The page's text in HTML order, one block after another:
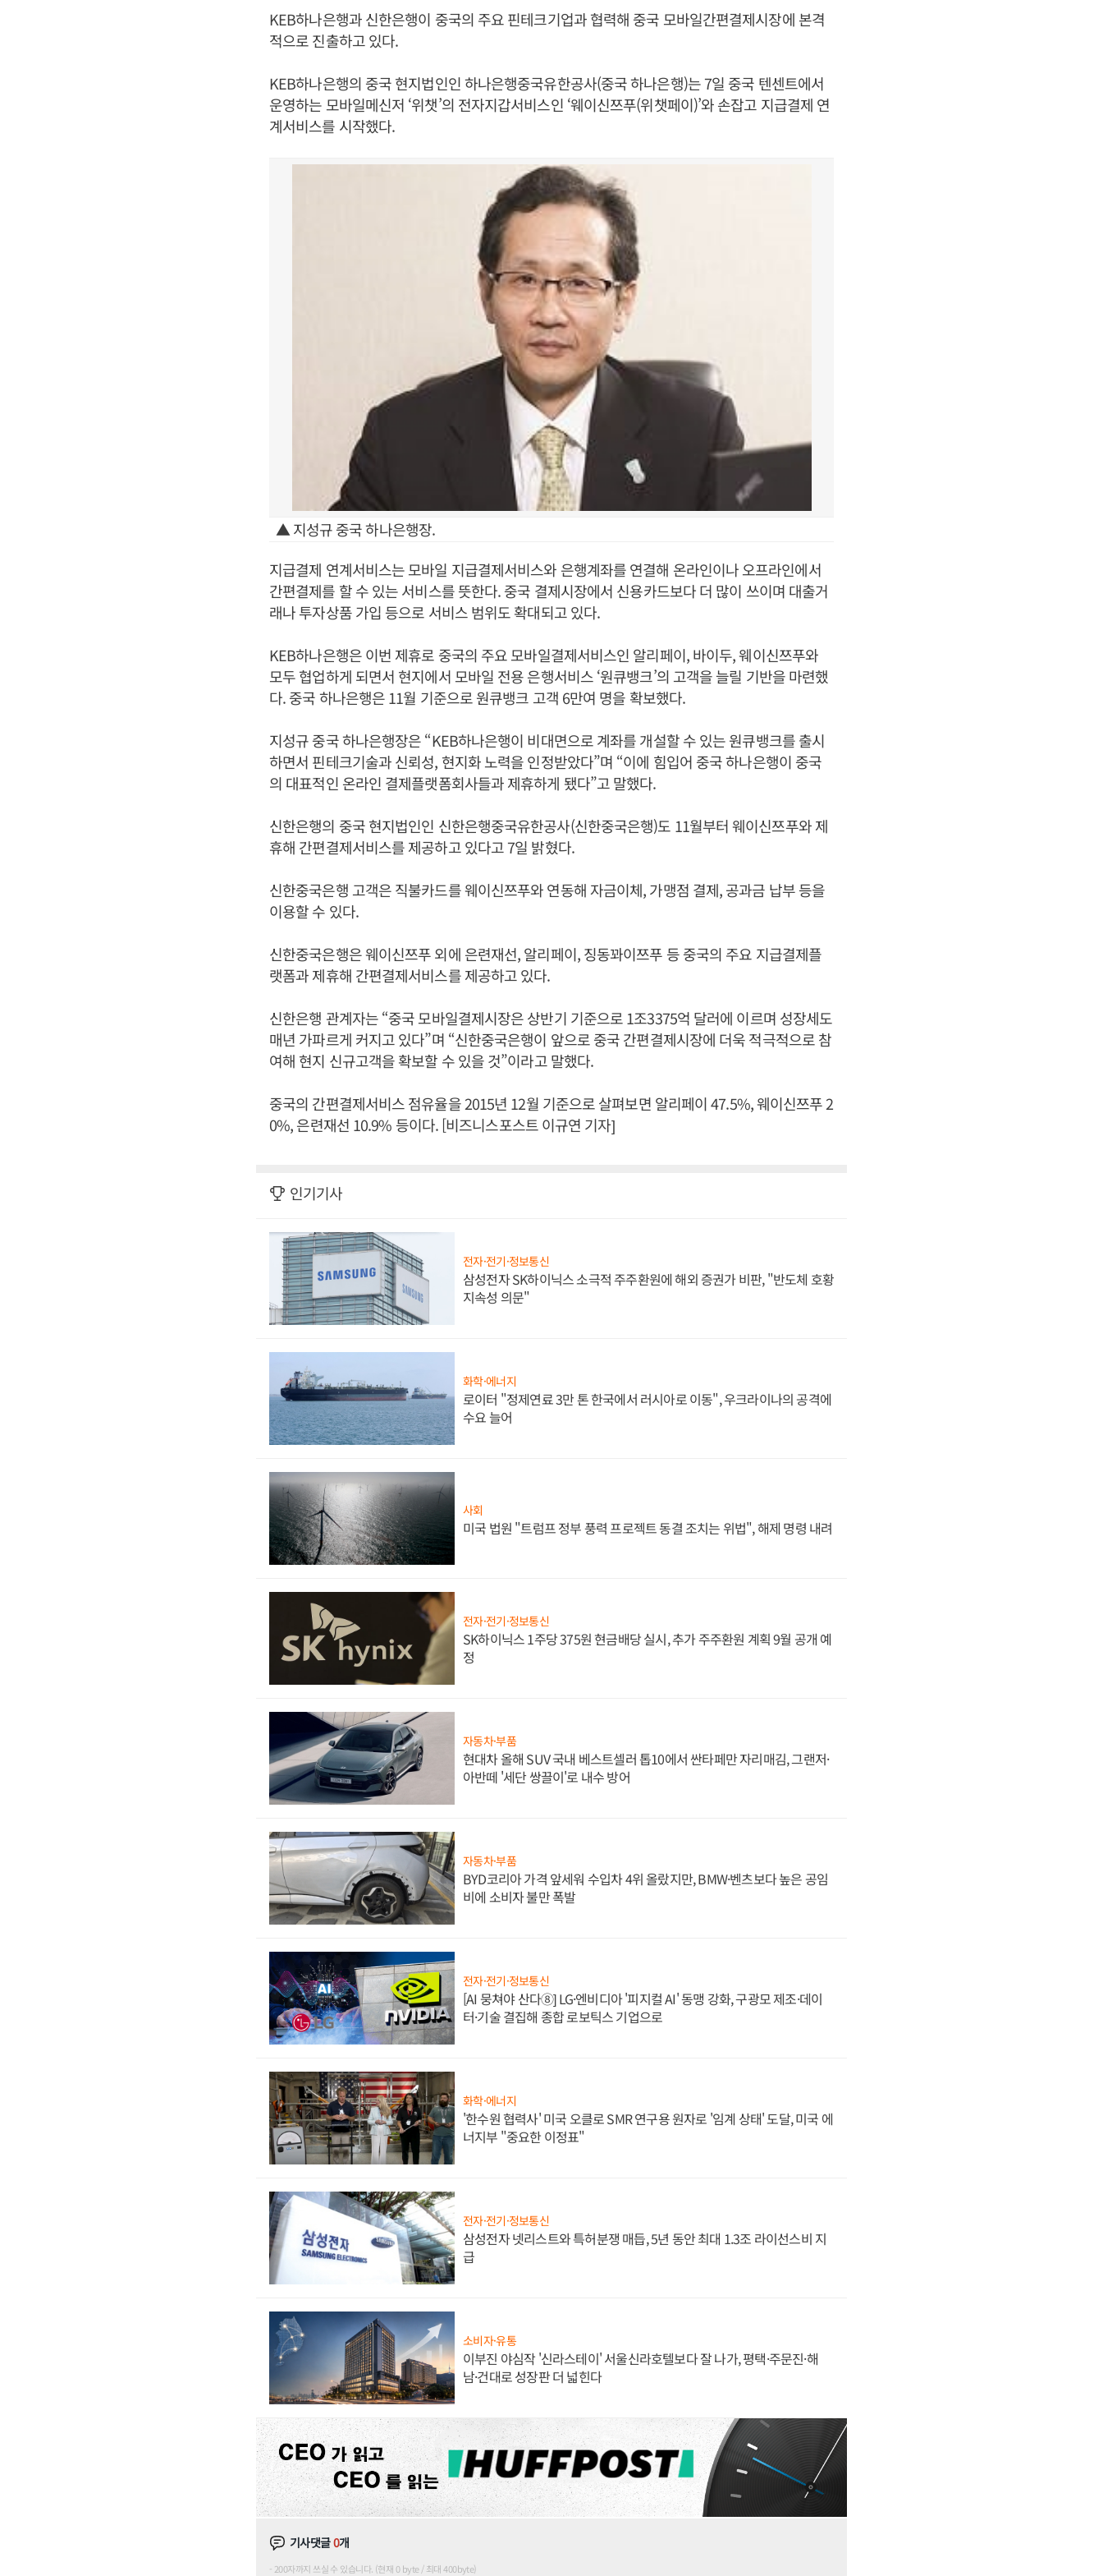
KEB하나은행과 신한은행이 중국의 주요 핀테크기업과 협력해 중국 모바일간편결제시장에 본격
적으로 진출하고 있다.
KEB하나은행의 중국 현지법인인 하나은행중국유한공사(중국 하나은행)는 7일 중국 텐센트에서
운영하는 모바일메신저 ‘위챗’의 전자지갑서비스인 ‘웨이신쯔푸(위챗페이)’와 손잡고 지급결제 연
계서비스를 시작했다.
▲ 지성규 중국 하나은행장.
지급결제 연계서비스는 모바일 지급결제서비스와 은행계좌를 연결해 온라인이나 오프라인에서
간편결제를 할 수 있는 서비스를 뜻한다. 중국 결제시장에서 신용카드보다 더 많이 쓰이며 대출거
래나 투자상품 가입 등으로 서비스 범위도 확대되고 있다.
KEB하나은행은 이번 제휴로 중국의 주요 모바일결제서비스인 알리페이, 바이두, 웨이신쯔푸와
모두 협업하게 되면서 현지에서 모바일 전용 은행서비스 ‘원큐뱅크’의 고객을 늘릴 기반을 마련했
다. 중국 하나은행은 11월 기준으로 원큐뱅크 고객 6만여 명을 확보했다.
지성규 중국 하나은행장은 “KEB하나은행이 비대면으로 계좌를 개설할 수 있는 원큐뱅크를 출시
하면서 핀테크기술과 신뢰성, 현지화 노력을 인정받았다”며 “이에 힘입어 중국 하나은행이 중국
의 대표적인 온라인 결제플랫폼회사들과 제휴하게 됐다”고 말했다.
신한은행의 중국 현지법인인 신한은행중국유한공사(신한중국은행)도 11월부터 웨이신쯔푸와 제
휴해 간편결제서비스를 제공하고 있다고 7일 밝혔다.
신한중국은행 고객은 직불카드를 웨이신쯔푸와 연동해 자금이체, 가맹점 결제, 공과금 납부 등을
이용할 수 있다.
신한중국은행은 웨이신쯔푸 외에 은련재선, 알리페이, 징동꽈이쯔푸 등 중국의 주요 지급결제플
랫폼과 제휴해 간편결제서비스를 제공하고 있다.
신한은행 관계자는 “중국 모바일결제시장은 상반기 기준으로 1조3375억 달러에 이르며 성장세도
매년 가파르게 커지고 있다”며 “신한중국은행이 앞으로 중국 간편결제시장에 더욱 적극적으로 참
여해 현지 신규고객을 확보할 수 있을 것”이라고 말했다.
중국의 간편결제서비스 점유율을 2015년 12월 기준으로 살펴보면 알리페이 47.5%, 웨이신쯔푸 2
0%, 은련재선 10.9% 등이다. [비즈니스포스트 이규연 기자]
인기기사
전자·전기·정보통신
삼성전자 SK하이닉스 소극적 주주환원에 해외 증권가 비판, "반도체 호황
지속성 의문"
화학·에너지
로이터 "정제연료 3만 톤 한국에서 러시아로 이동", 우크라이나의 공격에
수요 늘어
사회
미국 법원 "트럼프 정부 풍력 프로젝트 동결 조치는 위법", 해제 명령 내려
전자·전기·정보통신
SK하이닉스 1주당 375원 현금배당 실시, 추가 주주환원 계획 9월 공개 예
정
자동차·부품
현대차 올해 SUV 국내 베스트셀러 톱10에서 싼타페만 자리매김, 그랜저·
아반떼 '세단 쌍끌이'로 내수 방어
자동차·부품
BYD코리아 가격 앞세워 수입차 4위 올랐지만, BMW·벤츠보다 높은 공임
비에 소비자 불만 폭발
전자·전기·정보통신
[AI 뭉쳐야 산다⑧] LG·엔비디아 '피지컬 AI' 동맹 강화, 구광모 제조·데이
터·기술 결집해 종합 로보틱스 기업으로
화학·에너지
'한수원 협력사' 미국 오클로 SMR 연구용 원자로 '임계 상태' 도달, 미국 에
너지부 "중요한 이정표"
전자·전기·정보통신
삼성전자 넷리스트와 특허분쟁 매듭, 5년 동안 최대 1.3조 라이선스비 지
급
소비자·유통
이부진 야심작 '신라스테이' 서울신라호텔보다 잘 나가, 평택·주문진·해
남·건대로 성장판 더 넓힌다
기사댓글0개
200자까지 쓰실 수 있습니다. (현재 0 byte / 최대 400byte)